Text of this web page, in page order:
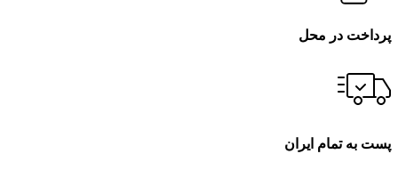
پرداخت در محل
پست به تمام ایران